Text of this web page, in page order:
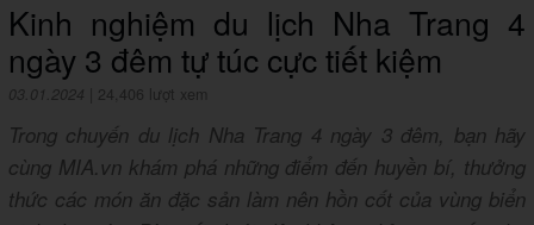
Kinh nghiệm du lịch Nha Trang 4
ngày 3 đêm tự túc cực tiết kiệm
03.01.2024 24,406 lượt xem
Trong chuyến du lịch Nha Trang 4 ngày 3 đêm, bạn hãy
cùng MIA.vn khám phá những điểm đến huyền bí, thưởng
thức các món ăn đặc sản làm nên hồn cốt của vùng biển